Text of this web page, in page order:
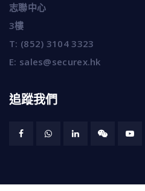
志聯中心
3樓
T: (852) 3104 3323
E: sales@securex.hk
追蹤我們